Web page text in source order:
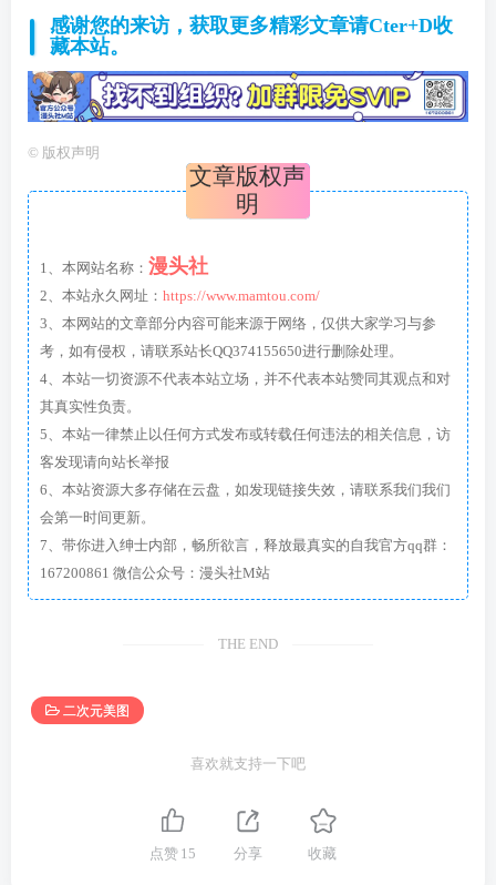
感谢您的来访，获取更多精彩文章请Cter+D收
藏本站。
© 版权声明
文章版权声
明
1、本网站名称： 漫头社
2、本站永久网址： https://www.mamtou.com/
3、本网站的文章部分内容可能来源于网络，仅供大家学习与参
考，如有侵权，请联系站长QQ374155650进行删除处理。
4、本站一切资源不代表本站立场，并不代表本站赞同其观点和对
其真实性负责。
5、本站一律禁止以任何方式发布或转载任何违法的相关信息，访
客发现请向站长举报
6、本站资源大多存储在云盘，如发现链接失效，请联系我们我们
会第一时间更新。
7、带你进入绅士内部，畅所欲言，释放最真实的自我官方qq群：
167200861 微信公众号：漫头社M站
THE END
二次元美图
喜欢就支持一下吧
点赞 15 分享 收藏